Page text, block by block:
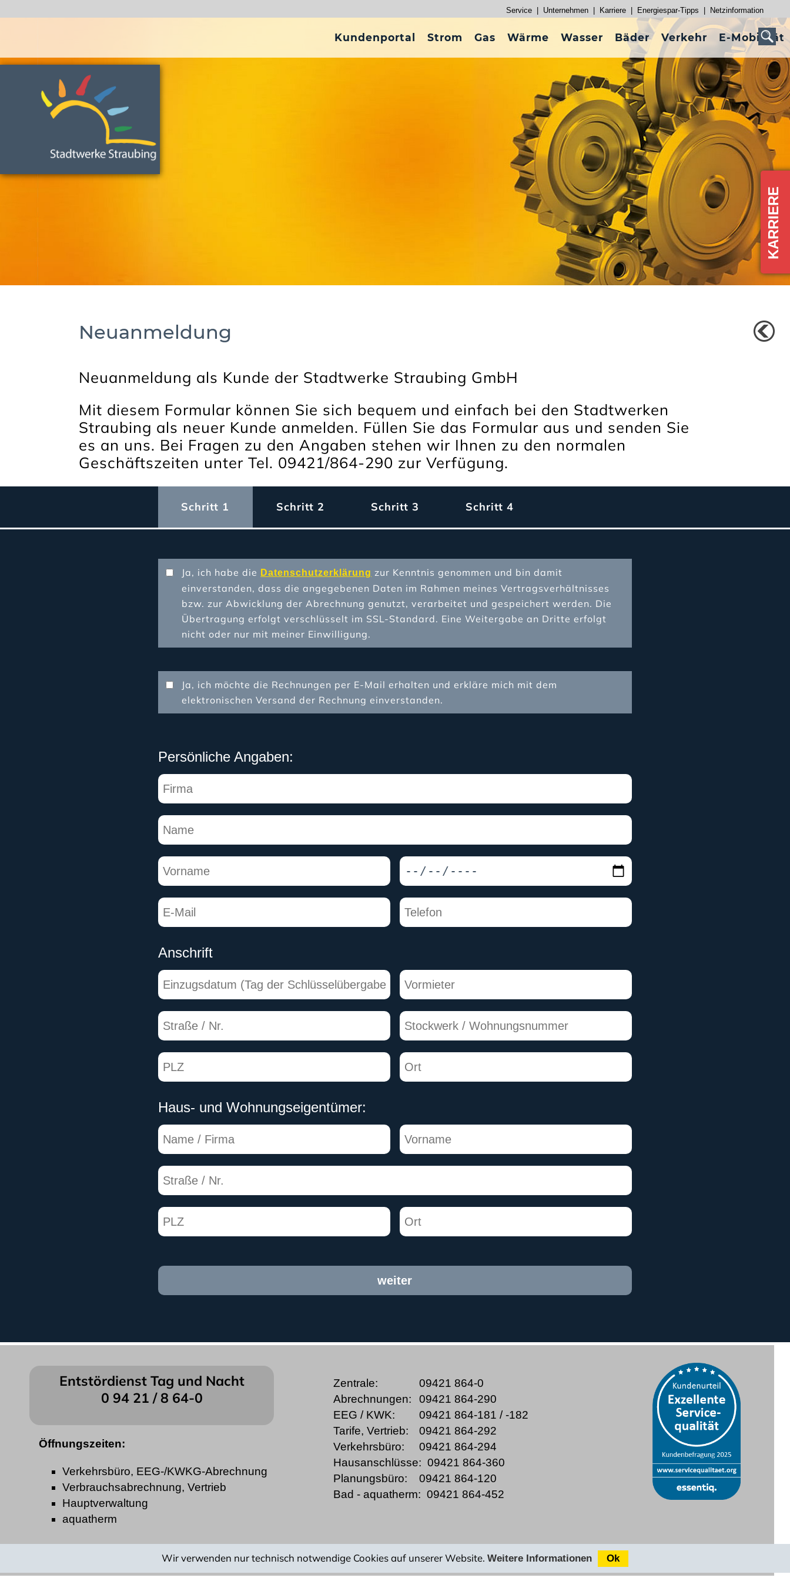
Service Unternehmen Karriere Energiespar-Tipps Netzinformation
Kundenportal Strom Gas Wärme Wasser Bäder Verkehr E-Mobilität
Neuanmeldung
Neuanmeldung als Kunde der Stadtwerke Straubing GmbH
Mit diesem Formular können Sie sich bequem und einfach bei den Stadtwerken
Straubing als neuer Kunde anmelden. Füllen Sie das Formular aus und senden Sie
es an uns. Bei Fragen zu den Angaben stehen wir Ihnen zu den normalen
Geschäftszeiten unter Tel. 09421/864-290 zur Verfügung.
Schritt 1 Schritt 2 Schritt 3 Schritt 4
Ja, ich habe die Datenschutzerklärung zur Kenntnis genommen und bin damit
einverstanden, dass die angegebenen Daten im Rahmen meines Vertragsverhältnisses
bzw. zur Abwicklung der Abrechnung genutzt, verarbeitet und gespeichert werden. Die
Übertragung erfolgt verschlüsselt im SSL-Standard. Eine Weitergabe an Dritte erfolgt
nicht oder nur mit meiner Einwilligung.
Ja, ich möchte die Rechnungen per E-Mail erhalten und erkläre mich mit dem
elektronischen Versand der Rechnung einverstanden.
Persönliche Angaben:
Anschrift
Haus- und Wohnungseigentümer:
weiter
Entstördienst Tag und Nacht
0 94 21 / 8 64-0
Öffnungszeiten:
Verkehrsbüro, EEG-/KWKG-Abrechnung
Verbrauchsabrechnung, Vertrieb
Hauptverwaltung
aquatherm
Zentrale:
09421 864-0
Abrechnungen:
09421 864-290
EEG / KWK:
09421 864-181 / -182
Tarife, Vertrieb:
09421 864-292
Verkehrsbüro:
09421 864-294
Hausanschlüsse: 09421 864-360
Planungsbüro:
09421 864-120
Bad - aquatherm: 09421 864-452
Wir verwenden nur technisch notwendige Cookies auf unserer Website. Weitere Informationen Ok